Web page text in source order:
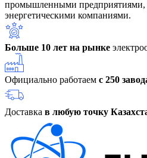
промышленными предприятиями,
энергетическими компаниями.
Больше 10 лет на рынке
Официально работаем с 250
Доставка в любую точку